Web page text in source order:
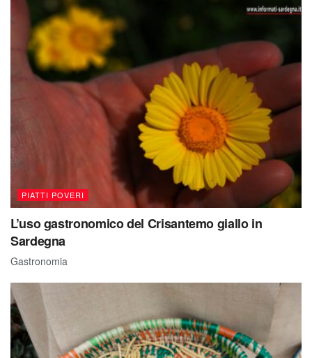
PIATTI POVERI
L’uso gastronomico del Crisantemo giallo in
Sardegna
Gastronomia